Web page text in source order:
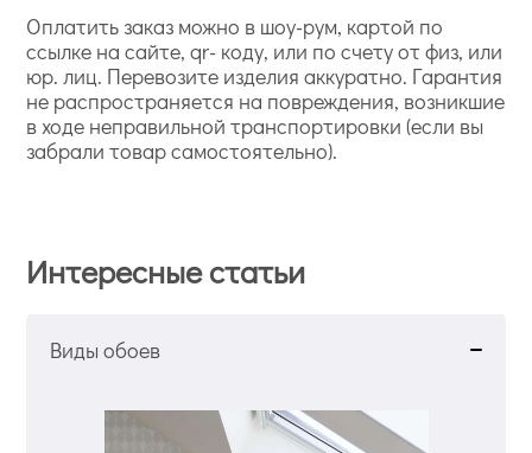
Оплатить заказ можно в шоу-рум, картой по
ссылке на сайте, qr- коду, или по счету от физ, или
юр. лиц. Перевозите изделия аккуратно. Гарантия
не распространяется на повреждения, возникшие
в ходе неправильной транспортировки (если вы
забрали товар самостоятельно).
Интересные статьи
Виды обоев